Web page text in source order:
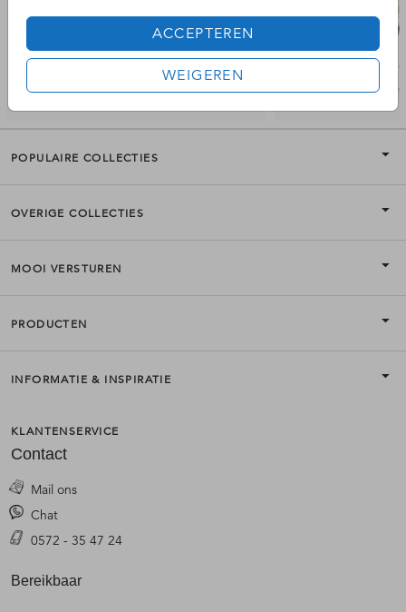
ACCEPTEREN
WEIGEREN
POPULAIRE COLLECTIES
OVERIGE COLLECTIES
MOOI VERSTUREN
PRODUCTEN
INFORMATIE & INSPIRATIE
KLANTENSERVICE
Contact
Mail ons
Chat
0572 - 35 47 24
Bereikbaar